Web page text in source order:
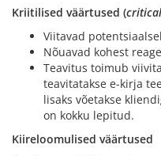
Kriitilised väärtused (
Viitavad
Nõuavad kohest
Teavitus toimub
teavitatakse e-kirja
lisaks võetakse
on kokku lepitud.
Kiireloomulised väärtused